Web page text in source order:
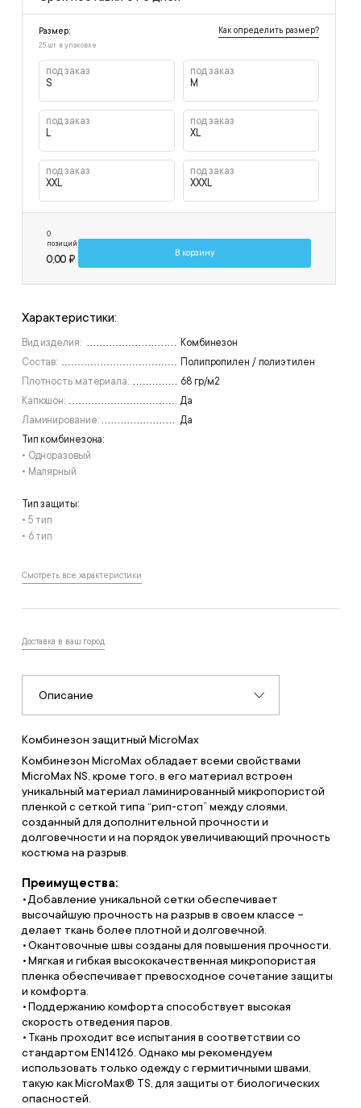
Размер: Как определить размер?
25 шт. в упаковке
под заказ
S
под заказ
M
под заказ
под заказ
XL
под заказ
XXL
под заказ
XXXL
0
позиций
0,00 ₽
В корзину
Характеристики:
Вид изделия:
Комбинезон
Состав:
Полипропилен / полиэтилен
Плотность материала:
68 гр/м2
Капюшон:
Да
Ламинирование:
Да
Тип комбинезона:
• Одноразовый
• Малярный
Тип защиты:
• 5 тип
• 6 тип
Смотреть все характеристики
Доставка в ваш город
Описание
Комбинезон защитный MicroMax
Комбинезон MicroMax обладает всеми свойствами
MicroMax NS, кроме того, в его материал встроен
уникальный материал ламинированный микропористой
пленкой с сеткой типа “рип-стоп” между слоями,
созданный для дополнительной прочности и
долговечности и на порядок увеличивающий прочность
костюма на разрыв.
Преимущества:
Добавление уникальной сетки обеспечивает
высочайшую прочность на разрыв в своем классе –
делает ткань более плотной и долговечной.
Окантовочные швы созданы для повышения прочности.
Мягкая и гибкая высококачественная микропористая
пленка обеспечивает превосходное сочетание защиты
и комфорта.
Поддержанию комфорта способствует высокая
скорость отведения паров.
Ткань проходит все испытания в соответствии со
стандартом EN14126. Однако мы рекомендуем
использовать только одежду с гермитичными швами,
такую как MicroMax® TS, для защиты от биологических
опасностей.